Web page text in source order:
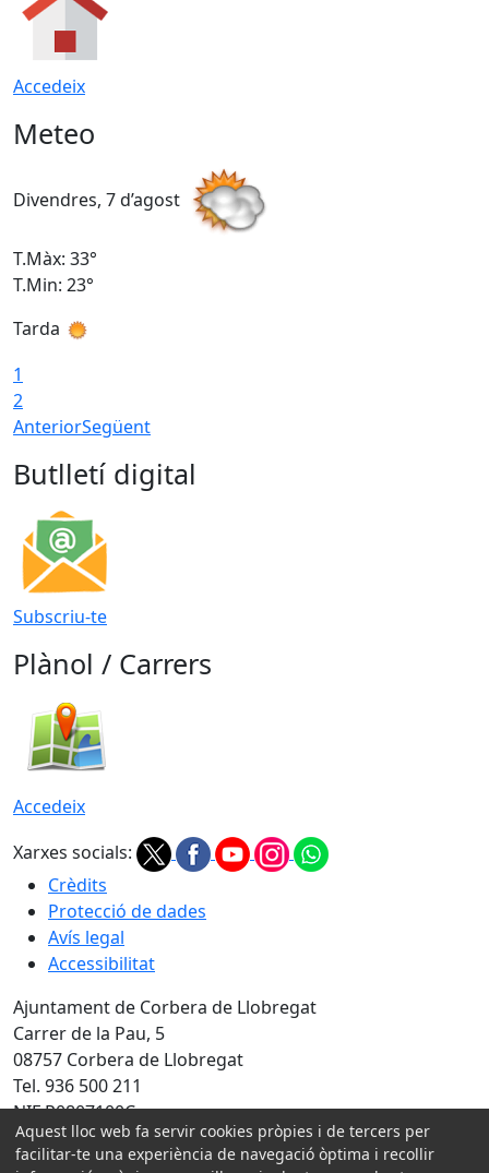
Accedeix
Meteo
Divendres, 7 d’agost
T.Màx: 33°
T.Min: 23°
Tarda
1
2
AnteriorSegüent
Butlletí digital
Subscriu-te
Plànol / Carrers
Accedeix
Xarxes socials:
Crèdits
Protecció de dades
Avís legal
Accessibilitat
Ajuntament de Corbera de Llobregat
Carrer de la Pau, 5
08757 Corbera de Llobregat
Tel. 936 500 211
NIF P0807100C
Amb la col·laboració de:
Aquest lloc web fa servir cookies pròpies i de tercers per
facilitar-te una experiència de navegació òptima i recollir